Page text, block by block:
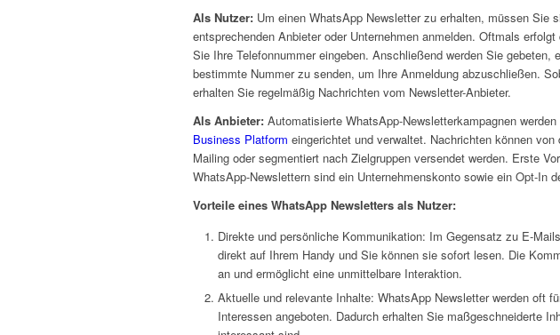
Als Nutzer: Um einen WhatsApp Newsletter zu erhalten, müssen Sie
entsprechenden Anbieter oder Unternehmen anmelden. Oftmals
Sie Ihre Telefonnummer eingeben. Anschließend werden Sie gebeten,
bestimmte Nummer zu senden, um Ihre Anmeldung abzuschließen.
erhalten Sie regelmäßig Nachrichten vom Newsletter-Anbieter.
Als Anbieter: Automatisierte WhatsApp-Newsletterkampagnen
Business Platform eingerichtet und verwaltet. Nachrichten können
Mailing oder segmentiert nach Zielgruppen versendet werden. Erste
WhatsApp-Newslettern sind ein Unternehmenskonto sowie ein Opt-In
Vorteile eines WhatsApp Newsletters als Nutzer:
Direkte und persönliche Kommunikation: Im Gegensatz zu E-
direkt auf Ihrem Handy und Sie können sie sofort lesen. Die
an und ermöglicht eine unmittelbare Interaktion.
Aktuelle und relevante Inhalte: WhatsApp Newsletter werden oft
Interessen angeboten. Dadurch erhalten Sie maßgeschneiderte